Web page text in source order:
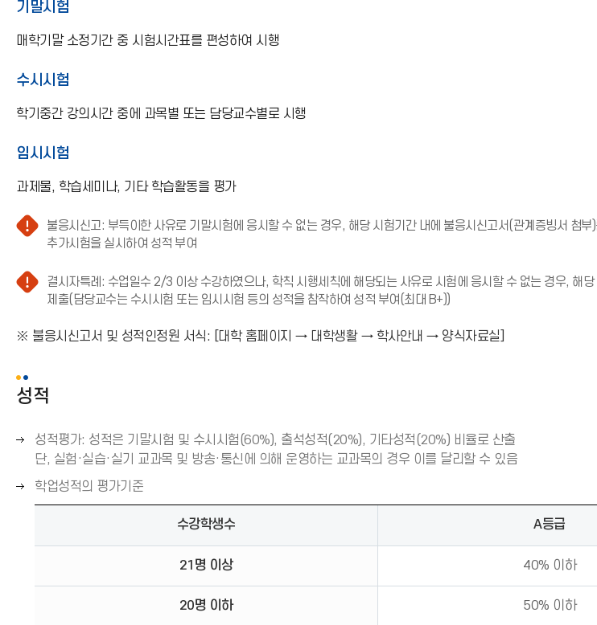
기말시험
매학기말 소정기간 중 시험시간표를 편성하여 시행
수시시험
학기중간 강의시간 중에 과목별 또는 담당교수별로 시행
임시시험
과제물, 학습세미나, 기타 학습활동을 평가
불응시신고: 부득이한 사유로 기말시험에 응시할 수 없는 경우, 해당 시험기간 내에 불응시신고서(관계증빙서 첨
추가시험을 실시하여 성적 부여주
(
느
표
결시자특례: 수업일수 2/3 이상 수강하였으나, 학칙 시행세칙에 해당되는 사유로 시험에 응시할 수 없는 경우, 해
제출(담당교수는 수시시험 또는 임시시험 등의 성적을 참작하여 성적 부여(최대 B+))
의
낌
표
이
콘
※ 불응시신고서 및 성적인정원 서식: [대학 홈페이지 → 대학생활 → 학사안내 → 양식자료실]
성적
오
른
쪽
화
성적평가: 성적은 기말시험 및 수시시험(60%), 출석성적(20%), 기타성적(20%) 비율로 산출
단, 실험·실습·실기 교과목 및 방송·통신에 의해 운영하는 교과목의 경우 이를 달리할 수 있음
오
른
화
표
학업성적의 평가기준
수강학생수 A등급
21명 이상 40% 이하
20명 이하 50% 이하